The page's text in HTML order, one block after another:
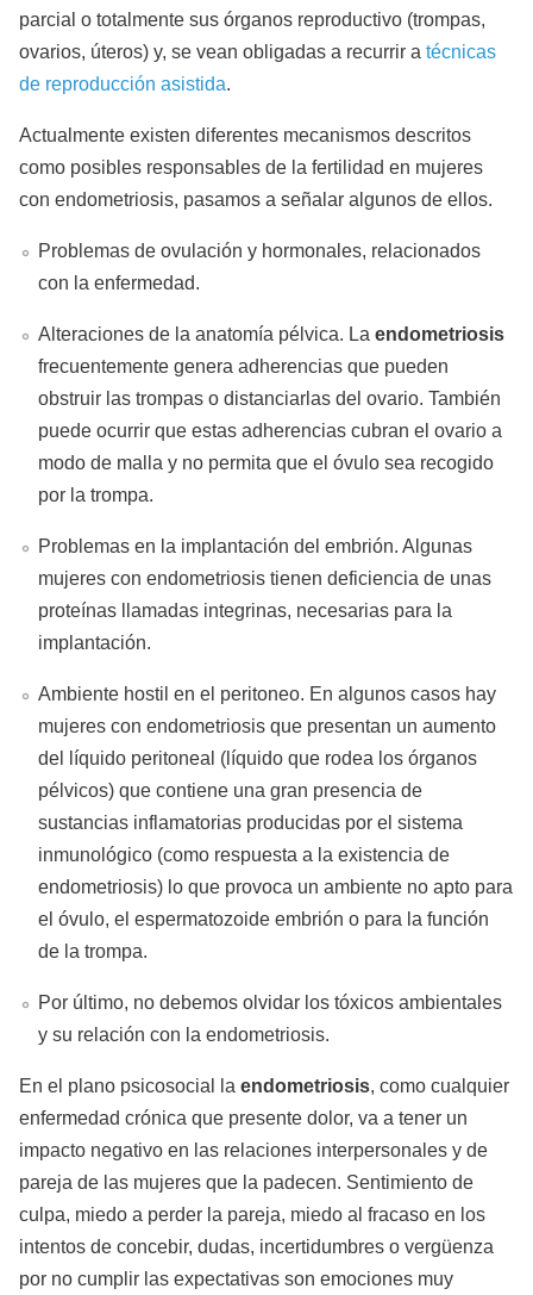
parcial o totalmente sus órganos reproductivo (trompas,
ovarios, úteros) y, se vean obligadas a recurrir a técnicas
de reproducción asistida.
Actualmente existen diferentes mecanismos descritos
como posibles responsables de la fertilidad en mujeres
con endometriosis, pasamos a señalar algunos de ellos.
Problemas de ovulación y hormonales, relacionados
con la enfermedad.
Alteraciones de la anatomía pélvica. La endometriosis
frecuentemente genera adherencias que pueden
obstruir las trompas o distanciarlas del ovario. También
puede ocurrir que estas adherencias cubran el ovario a
modo de malla y no permita que el óvulo sea recogido
por la trompa.
Problemas en la implantación del embrión. Algunas
mujeres con endometriosis tienen deficiencia de unas
proteínas llamadas integrinas, necesarias para la
implantación.
Ambiente hostil en el peritoneo. En algunos casos hay
mujeres con endometriosis que presentan un aumento
del líquido peritoneal (líquido que rodea los órganos
pélvicos) que contiene una gran presencia de
sustancias inflamatorias producidas por el sistema
inmunológico (como respuesta a la existencia de
endometriosis) lo que provoca un ambiente no apto para
el óvulo, el espermatozoide embrión o para la función
de la trompa.
Por último, no debemos olvidar los tóxicos ambientales
y su relación con la endometriosis.
En el plano psicosocial la endometriosis, como cualquier
enfermedad crónica que presente dolor, va a tener un
impacto negativo en las relaciones interpersonales y de
pareja de las mujeres que la padecen. Sentimiento de
culpa, miedo a perder la pareja, miedo al fracaso en los
intentos de concebir, dudas, incertidumbres o vergüenza
por no cumplir las expectativas son emociones muy